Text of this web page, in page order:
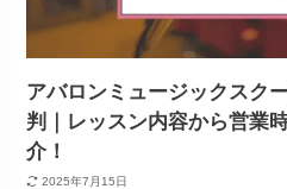
アバロンミュージックスク
判｜レッスン内容から営業
介！
2025年7月15日